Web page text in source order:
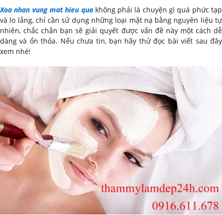
Xoa nhan vung mat hieu quakhông phải là chuyện gì quá phức tạp
và lo lắng, chỉ cần sử dụng những loại mặt nạ bằng nguyên liệu tự
nhiên, chắc chắn bạn sẽ giải quyết được vấn đề này một cách dễ
dàng và ổn thỏa. Nếu chưa tin, bạn hãy thử đọc bài viết sau đây
xem nhé!